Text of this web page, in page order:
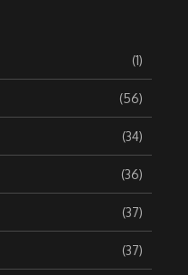
(1)
(56)
(34)
(36)
(37)
(37)